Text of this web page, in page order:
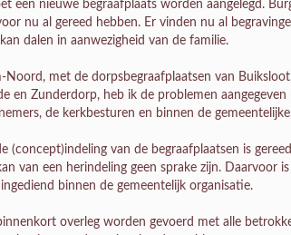
een nieuwe begraafplaats worden aangelegd.
nu al gereed hebben. Er vinden nu al
dalen in aanwezigheid van de familie.
Noord, met de dorpsbegraafplaatsen van
en Zunderdorp, heb ik de problemen
de kerkbesturen en binnen de
(concept)indeling van de begraafplaatsen is
van een herindeling geen sprake zijn. Daarvoor
binnen de gemeentelijk organisatie.
overleg worden gevoerd met alle